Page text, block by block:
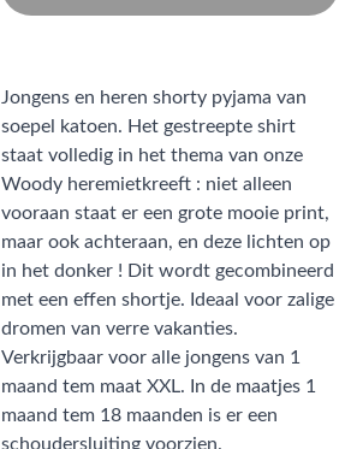
Jongens en heren shorty pyjama van
soepel katoen. Het gestreepte shirt
staat volledig in het thema van onze
Woody heremietkreeft : niet alleen
vooraan staat er een grote mooie print,
maar ook achteraan, en deze lichten op
in het donker ! Dit wordt gecombineerd
met een effen shortje. Ideaal voor zalige
dromen van verre vakanties.
Verkrijgbaar voor alle jongens van 1
maand tem maat XXL. In de maatjes 1
maand tem 18 maanden is er een
schoudersluiting voorzien.